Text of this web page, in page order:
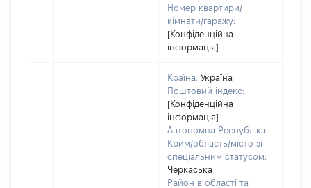
Номер квартири/
кімнати/гаражу:
[Конфіденційна
інформація]
Країна: Україна
Поштовий індекс:
[Конфіденційна
інформація]
Автономна Республіка
Крим/область/місто зі
спеціальним статусом:
Черкаська
Район в області та